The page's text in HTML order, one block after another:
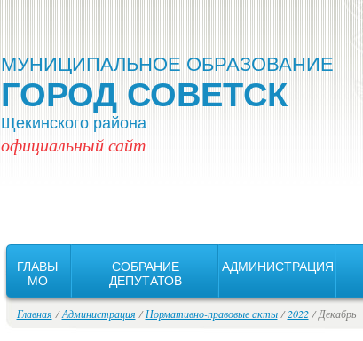
МУНИЦИПАЛЬНОЕ ОБРАЗОВАНИЕ
ГОРОД СОВЕТСК
Щекинского района
официальный сайт
ГЛАВЫ
MO
СОБРАНИЕ
ДЕПУТАТОВ
АДМИНИСТРАЦИЯ
Главная /Администрация /Нормативно-правовые акты/2022/ Декабрь